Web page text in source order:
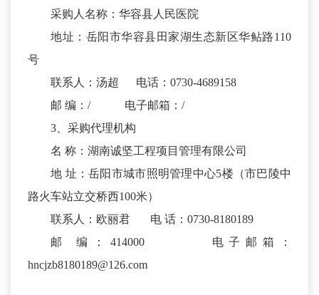
采购人名称：华容县人民医院
地址：岳阳市华容县田家湖生态新区华鲇路110
号
联系人：汤超 电话：0730-4689158
邮 编：/ 电子邮箱：/
3、采购代理机构
名 称：湖南诚坚工程项目管理有限公司
地 址：岳阳市城市照明管理中心5楼（市巴陵中
路火车站立交桥西100米）
联系人：欧丽君 电 话：0730-8180189
邮 编：414000 电子邮箱：
hncjzb8180189@126.com